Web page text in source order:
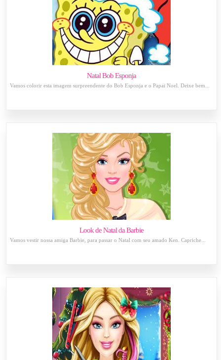
Natal Bob Esponja
Vamos colorir esta imagem surpreendente do Bob Esponja e o Papai Noel. Deixe bem...
Look de Natal da Barbie
Vamos vestir nossa amiga Barbie, para passar o Natal com seu amado Ken. Capriche...